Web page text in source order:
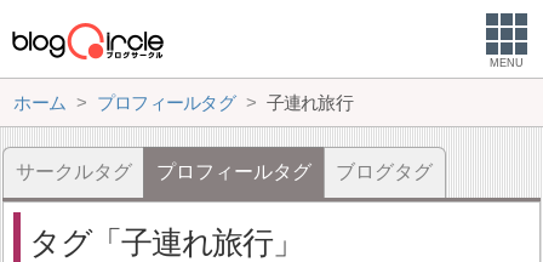
MENU
ホーム プロフィールタグ 子連れ旅行
サークルタグ プロフィールタグ ブログタグ
タグ 子連れ旅行